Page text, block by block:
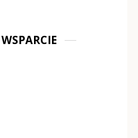
WSPARCIE